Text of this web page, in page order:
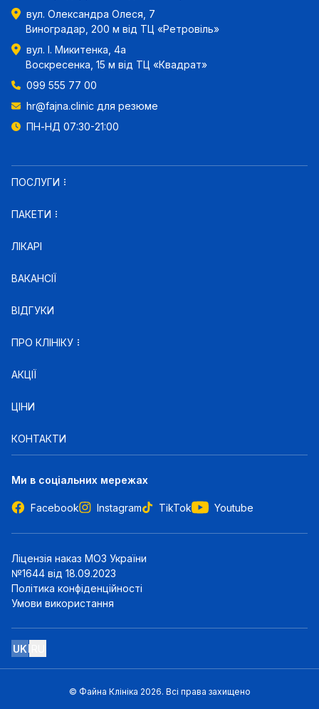
вул. Олександра Олеся, 7
Виноградар, 200 м від ТЦ «Ретровіль»
вул. І. Микитенка, 4а
Воскресенка, 15 м від ТЦ «Квадрат»
099 555 77 00
hr@fajna.clinic для резюме
ПН-НД 07:30-21:00
ПОСЛУГИ
ПАКЕТИ
ЛІКАРІ
ВАКАНСІЇ
ВІДГУКИ
ПРО КЛІНІКУ
АКЦІЇ
ЦІНИ
КОНТАКТИ
Ми в соціальних мережах
Facebook Instagram TikTok Youtube
Ліцензія наказ МОЗ України
№1644 від 18.09.2023
Політика конфіденційності
Умови використання
UK
© Файна Клініка 2026. Всі права захищено